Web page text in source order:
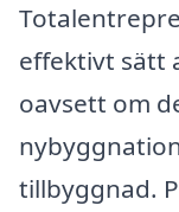
effektivt sätt
oavsett om
tillbyggnad.